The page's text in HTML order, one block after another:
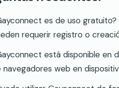
es de uso
requerir registro o
está disponible en
navegadores web en